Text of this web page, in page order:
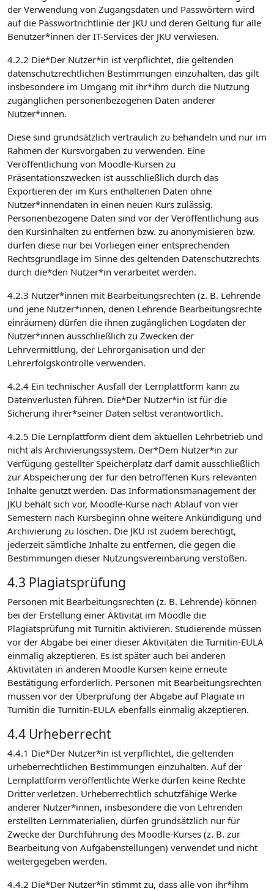
der Verwendung von Zugangsdaten und Passwörtern wird
auf die Passwortrichtlinie der JKU und deren Geltung für alle
Benutzer*innen der IT-Services der JKU verwiesen.
4.2.2 Die*Der Nutzer*in ist verpflichtet, die geltenden
datenschutzrechtlichen Bestimmungen einzuhalten, das gilt
insbesondere im Umgang mit ihr*ihm durch die Nutzung
zugänglichen personenbezogenen Daten anderer
Nutzer*innen.
Diese sind grundsätzlich vertraulich zu behandeln und nur im
Rahmen der Kursvorgaben zu verwenden. Eine
Veröffentlichung von Moodle-Kursen zu
Präsentationszwecken ist ausschließlich durch das
Exportieren der im Kurs enthaltenen Daten ohne
Nutzer*innendaten in einen neuen Kurs zulässig.
Personenbezogene Daten sind vor der Veröffentlichung aus
den Kursinhalten zu entfernen bzw. zu anonymisieren bzw.
dürfen diese nur bei Vorliegen einer entsprechenden
Rechtsgrundlage im Sinne des geltenden Datenschutzrechts
durch die*den Nutzer*in verarbeitet werden.
4.2.3 Nutzer*innen mit Bearbeitungsrechten (z. B. Lehrende
und jene Nutzer*innen, denen Lehrende Bearbeitungsrechte
einräumen) dürfen die ihnen zugänglichen Logdaten der
Nutzer*innen ausschließlich zu Zwecken der
Lehrvermittlung, der Lehrorganisation und der
Lehrerfolgskontrolle verwenden.
4.2.4 Ein technischer Ausfall der Lernplattform kann zu
Datenverlusten führen. Die*Der Nutzer*in ist für die
Sicherung ihrer*seiner Daten selbst verantwortlich.
4.2.5 Die Lernplattform dient dem aktuellen Lehrbetrieb und
nicht als Archivierungssystem. Der*Dem Nutzer*in zur
Verfügung gestellter Speicherplatz darf damit ausschließlich
zur Abspeicherung der für den betroffenen Kurs relevanten
Inhalte genutzt werden. Das Informationsmanagement der
JKU behält sich vor, Moodle-Kurse nach Ablauf von vier
Semestern nach Kursbeginn ohne weitere Ankündigung und
Archivierung zu löschen. Die JKU ist zudem berechtigt,
jederzeit sämtliche Inhalte zu entfernen, die gegen die
Bestimmungen dieser Nutzungsvereinbarung verstoßen.
4.3 Plagiatsprüfung
Personen mit Bearbeitungsrechten (z. B. Lehrende) können
bei der Erstellung einer Aktivität im Moodle die
Plagiatsprüfung mit Turnitin aktivieren. Studierende müssen
vor der Abgabe bei einer dieser Aktivitäten die Turnitin-EULA
einmalig akzeptieren. Es ist später auch bei anderen
Aktivitäten in anderen Moodle Kursen keine erneute
Bestätigung erforderlich. Personen mit Bearbeitungsrechten
müssen vor der Überprüfung der Abgabe auf Plagiate in
Turnitin die Turnitin-EULA ebenfalls einmalig akzeptieren.
4.4 Urheberrecht
4.4.1 Die*Der Nutzer*in ist verpflichtet, die geltenden
urheberrechtlichen Bestimmungen einzuhalten. Auf der
Lernplattform veröffentlichte Werke dürfen keine Rechte
Dritter verletzen. Urheberrechtlich schutzfähige Werke
anderer Nutzer*innen, insbesondere die von Lehrenden
erstellten Lernmaterialien, dürfen grundsätzlich nur für
Zwecke der Durchführung des Moodle-Kurses (z. B. zur
Bearbeitung von Aufgabenstellungen) verwendet und nicht
weitergegeben werden.
4.4.2 Die*Der Nutzer*in stimmt zu, dass alle von ihr*ihm